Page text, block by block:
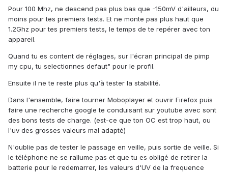
Pour 100 Mhz, ne descend pas plus bas que -150mV d'ailleurs, du
moins pour tes premiers tests. Et ne monte pas plus haut que
1.2Ghz pour tes premiers tests, le temps de te repérer avec ton
appareil.
Quand tu es content de réglages, sur l'écran principal de pimp
my cpu, tu selectionnes defaut" pour le profil.
Ensuite il ne te reste plus qu'à tester la stabilité.
Dans l'ensemble, faire tourner Moboplayer et ouvrir Firefox puis
faire une recherche google te conduisant sur youtube avec sont
des bons tests de charge. (est-ce que ton OC est trop haut, ou
l'uv des grosses valeurs mal adapté)
N'oublie pas de tester le passage en veille, puis sortie de veille. Si
le téléphone ne se rallume pas et que tu es obligé de retirer la
batterie pour le redemarrer, les valeurs d'UV de la frequence